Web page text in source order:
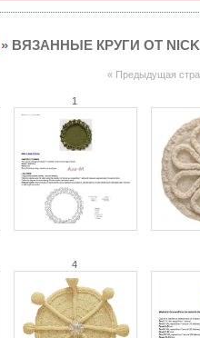
» ВЯЗАННЫЕ КРУГИ ОТ
« Предыдущая
1
4